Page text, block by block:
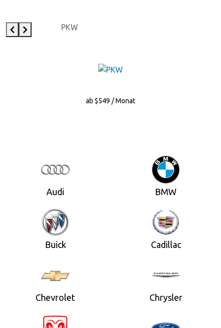
PKW
ab $549 / Monat
Audi BMW
Buick Cadillac
Chevrolet Chrysler